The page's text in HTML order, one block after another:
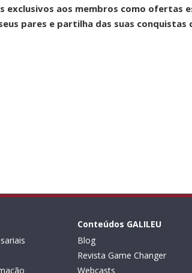
exclusivos aos membros como ofertas
pares e partilha das suas conquistas
Conteúdos GALILEU
Blog
Revista Game Changer
Webcasts